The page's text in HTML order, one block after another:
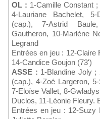
OL : 1-Camille Constant
4-Lauriane Bachelet,
(cap.), 7-Astrid
Gautheron, 10-Marlène
Legrand
Entrées en jeu : 12-Claire
14-Candice Goujon (73')
ASSE : 1-Blandine Joly ;
(cap.), 4-Zoé Largeron,
7-Eloïse Vallet, 8-
Duclos, 11-Léonie Fleury.
Entrées en jeu : 12-Suzy